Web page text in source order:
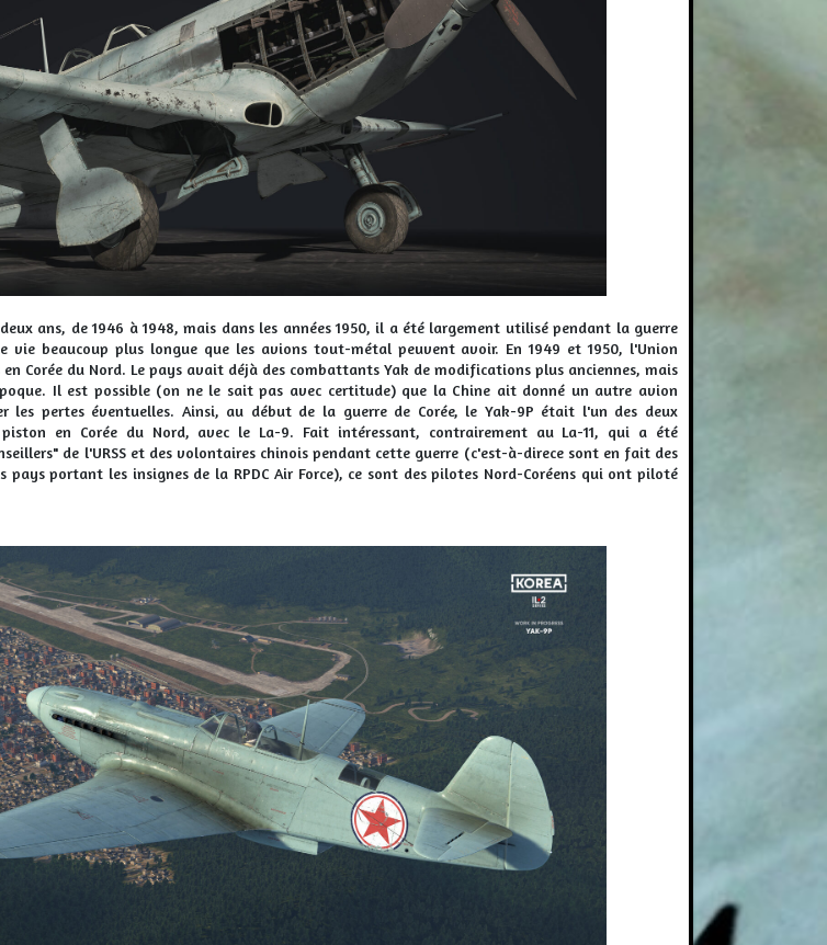
ans, de 1946 à 1948, mais dans les années 1950, il a été largement utilisé pendant la guerre
vie beaucoup plus longue que les avions tout-métal peuvent avoir. En 1949 et 1950, l'Union
Corée du Nord. Le pays avait déjà des combattants Yak de modifications plus anciennes, mais
Il est possible (on ne le sait pas avec certitude) que la Chine ait donné un autre avion
les pertes éventuelles. Ainsi, au début de la guerre de Corée, le Yak-9P était l'un des deux
en Corée du Nord, avec le La-9. Fait intéressant, contrairement au La-11, qui a été
de l'URSS et des volontaires chinois pendant cette guerre (c'est-à-direce sont en fait des
pays portant les insignes de la RPDC Air Force), ce sont des pilotes Nord-Coréens qui ont piloté